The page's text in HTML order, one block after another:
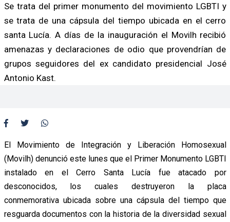
Se trata del primer monumento del movimiento LGBTI y
se trata de una cápsula del tiempo ubicada en el cerro
santa Lucía. A días de la inauguración el Movilh recibió
amenazas y declaraciones de odio que provendrían de
grupos seguidores del ex candidato presidencial José
Antonio Kast.
El Movimiento de Integración y Liberación Homosexual
(Movilh) denunció este lunes que el Primer Monumento LGBTI
instalado en el Cerro Santa Lucía fue atacado por
desconocidos, los cuales destruyeron la placa
conmemorativa ubicada sobre una cápsula del tiempo que
resguarda documentos con la historia de la diversidad sexual